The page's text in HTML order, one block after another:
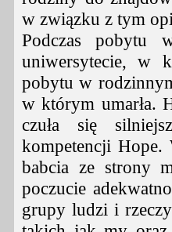
w związku z tym
Podczas pobytu
uniwersytecie, w
pobytu w
w którym umarła.
czuła się
kompetencji
babcia ze strony
poczucie
grupy ludzi i